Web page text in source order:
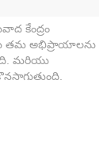
కేంద్రం
తమ అభిప్రాయాలను
మరియు